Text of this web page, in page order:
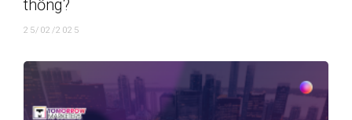
thống?
25/02/2025